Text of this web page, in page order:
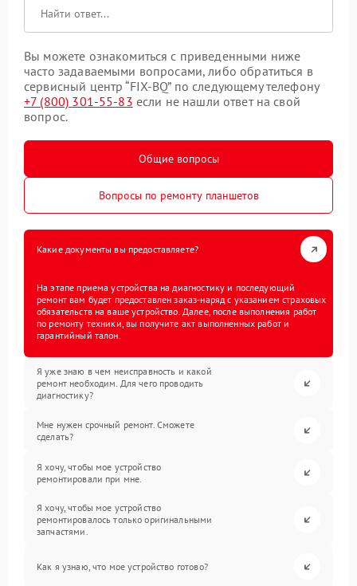
Вы можете ознакомиться с приведенными ниже
часто задаваемыми вопросами, либо обратиться в
сервисный центр “FIX-BQ” по следующему телефону
+7 (800) 301-55-83 если не нашли ответ на свой
вопрос.
Общие вопросы
Вопросы по ремонту планшетов
Какие документы вы предоставляете?
На этапе приема устройства на диагностику и последующий
ремонт вам будет предоставлен заказ-наряд с указанием страховых
обязательств на ваше устройство. Далее, после выполнения работ
по ремонту техники, вы получите акт выполненных работ и
гарантийный талон.
Я уже знаю в чем неисправность и какой
ремонт необходим. Для чего проводить
диагностику?
Мне нужен срочный ремонт. Сможете
сделать?
Я хочу, чтобы мое устройство
ремонтировали при мне.
Я хочу, чтобы мое устройство
ремонтировалось только оригинальными
запчастями.
Как я узнаю, что мое устройство готово?